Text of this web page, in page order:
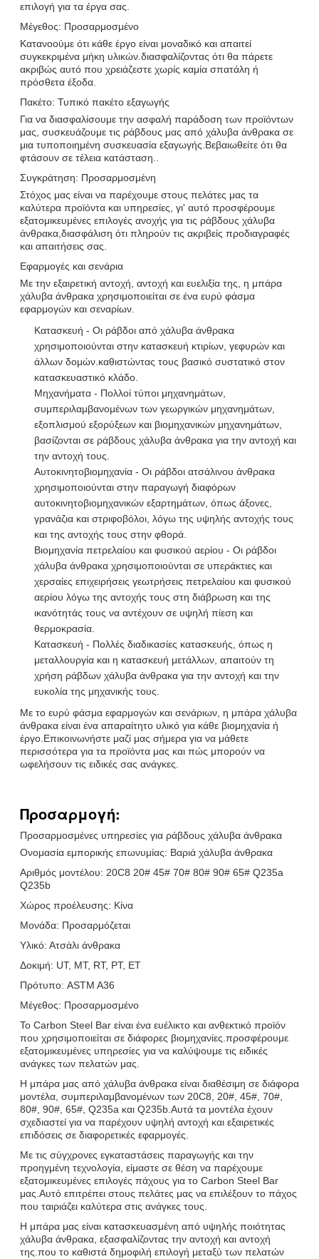
επιλογή για τα έργα σας.
Μέγεθος: Προσαρμοσμένο
Κατανοούμε ότι κάθε έργο είναι μοναδικό και απαιτεί
συγκεκριμένα μήκη υλικών.διασφαλίζοντας ότι θα πάρετε
ακριβώς αυτό που χρειάζεστε χωρίς καμία σπατάλη ή
πρόσθετα έξοδα.
Πακέτο: Τυπικό πακέτο εξαγωγής
Για να διασφαλίσουμε την ασφαλή παράδοση των προϊόντων
μας, συσκευάζουμε τις ράβδους μας από χάλυβα άνθρακα σε
μια τυποποιημένη συσκευασία εξαγωγής.Βεβαιωθείτε ότι θα
φτάσουν σε τέλεια κατάσταση..
Συγκράτηση: Προσαρμοσμένη
Στόχος μας είναι να παρέχουμε στους πελάτες μας τα
καλύτερα προϊόντα και υπηρεσίες, γι' αυτό προσφέρουμε
εξατομικευμένες επιλογές ανοχής για τις ράβδους χάλυβα
άνθρακα,διασφάλιση ότι πληρούν τις ακριβείς προδιαγραφές
και απαιτήσεις σας.
Εφαρμογές και σενάρια
Με την εξαιρετική αντοχή, αντοχή και ευελιξία της, η μπάρα
χάλυβα άνθρακα χρησιμοποιείται σε ένα ευρύ φάσμα
εφαρμογών και σεναρίων.
Κατασκευή - Οι ράβδοι από χάλυβα άνθρακα
χρησιμοποιούνται στην κατασκευή κτιρίων, γεφυρών και
άλλων δομών.καθιστώντας τους βασικό συστατικό στον
κατασκευαστικό κλάδο.
Μηχανήματα - Πολλοί τύποι μηχανημάτων,
συμπεριλαμβανομένων των γεωργικών μηχανημάτων,
εξοπλισμού εξορύξεων και βιομηχανικών μηχανημάτων,
βασίζονται σε ράβδους χάλυβα άνθρακα για την αντοχή και
την αντοχή τους.
Αυτοκινητοβιομηχανία - Οι ράβδοι ατσάλινου άνθρακα
χρησιμοποιούνται στην παραγωγή διαφόρων
αυτοκινητοβιομηχανικών εξαρτημάτων, όπως άξονες,
γρανάζια και στριφοβόλοι, λόγω της υψηλής αντοχής τους
και της αντοχής τους στην φθορά.
Βιομηχανία πετρελαίου και φυσικού αερίου - Οι ράβδοι
χάλυβα άνθρακα χρησιμοποιούνται σε υπεράκτιες και
χερσαίες επιχειρήσεις γεωτρήσεις πετρελαίου και φυσικού
αερίου λόγω της αντοχής τους στη διάβρωση και της
ικανότητάς τους να αντέχουν σε υψηλή πίεση και
θερμοκρασία.
Κατασκευή - Πολλές διαδικασίες κατασκευής, όπως η
μεταλλουργία και η κατασκευή μετάλλων, απαιτούν τη
χρήση ράβδων χάλυβα άνθρακα για την αντοχή και την
ευκολία της μηχανικής τους.
Με το ευρύ φάσμα εφαρμογών και σενάριων, η μπάρα χάλυβα
άνθρακα είναι ένα απαραίτητο υλικό για κάθε βιομηχανία ή
έργο.Επικοινωνήστε μαζί μας σήμερα για να μάθετε
περισσότερα για τα προϊόντα μας και πώς μπορούν να
ωφελήσουν τις ειδικές σας ανάγκες.
Προσαρμογή:
Προσαρμοσμένες υπηρεσίες για ράβδους χάλυβα άνθρακα
Ονομασία εμπορικής επωνυμίας: Βαριά χάλυβα άνθρακα
Αριθμός μοντέλου: 20C8 20# 45# 70# 80# 90# 65# Q235a
Q235b
Χώρος προέλευσης: Κίνα
Μονάδα: Προσαρμόζεται
Υλικό: Ατσάλι άνθρακα
Δοκιμή: UT, MT, RT, PT, ET
Πρότυπο: ASTM A36
Μέγεθος: Προσαρμοσμένο
Το Carbon Steel Bar είναι ένα ευέλικτο και ανθεκτικό προϊόν
που χρησιμοποιείται σε διάφορες βιομηχανίες.προσφέρουμε
εξατομικευμένες υπηρεσίες για να καλύψουμε τις ειδικές
ανάγκες των πελατών μας.
Η μπάρα μας από χάλυβα άνθρακα είναι διαθέσιμη σε διάφορα
μοντέλα, συμπεριλαμβανομένων των 20C8, 20#, 45#, 70#,
80#, 90#, 65#, Q235a και Q235b.Αυτά τα μοντέλα έχουν
σχεδιαστεί για να παρέχουν υψηλή αντοχή και εξαιρετικές
επιδόσεις σε διαφορετικές εφαρμογές.
Με τις σύγχρονες εγκαταστάσεις παραγωγής και την
προηγμένη τεχνολογία, είμαστε σε θέση να παρέχουμε
εξατομικευμένες επιλογές πάχους για το Carbon Steel Bar
μας.Αυτό επιτρέπει στους πελάτες μας να επιλέξουν το πάχος
που ταιριάζει καλύτερα στις ανάγκες τους.
Η μπάρα μας είναι κατασκευασμένη από υψηλής ποιότητας
χάλυβα άνθρακα, εξασφαλίζοντας την αντοχή και αντοχή
της.που το καθιστά δημοφιλή επιλογή μεταξύ των πελατών